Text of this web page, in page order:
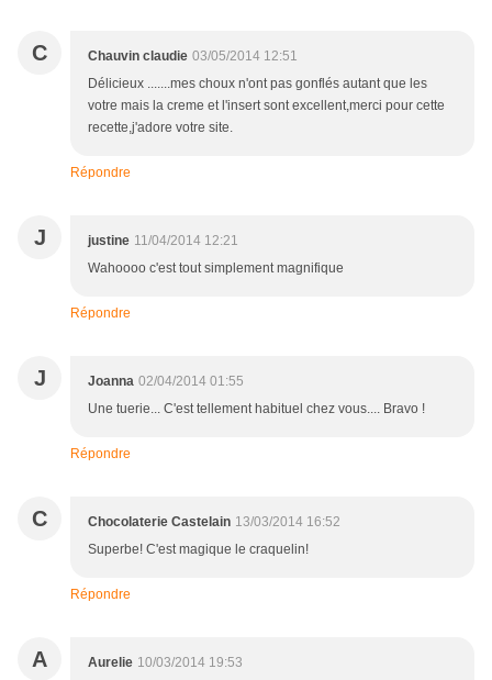
C Chauvin claudie 03/05/2014 12:51
Délicieux .......mes choux n'ont pas gonflés autant que les
votre mais la creme et l'insert sont excellent,merci pour cette
recette,j'adore votre site.
Répondre
J justine 11/04/2014 12:21
Wahoooo c'est tout simplement magnifique
Répondre
J Joanna 02/04/2014 01:55
Une tuerie... C'est tellement habituel chez vous.... Bravo !
Répondre
C Chocolaterie Castelain 13/03/2014 16:52
Superbe! C'est magique le craquelin!
Répondre
A Aurelie 10/03/2014 19:53